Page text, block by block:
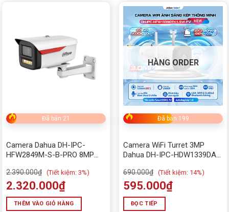
Price:265,000₫—2,320,000₫
Đã bán 21
Camera Dahua DH-IPC-
HFW2849M-S-B-PRO 8MP
2.390.000₫ (Tiết kiệm: 3%)
2.320.000₫
THÊM VÀO GIỎ HÀNG
HÀNG ORDER
Đã bán 199
Camera WiFi Turret 3MP
Dahua DH-IPC-HDW1339DA-
690.000₫ (Tiết kiệm: 14%)
595.000₫
ĐỌC TIẾP